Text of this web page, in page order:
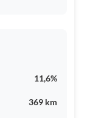
11,6%
369 km